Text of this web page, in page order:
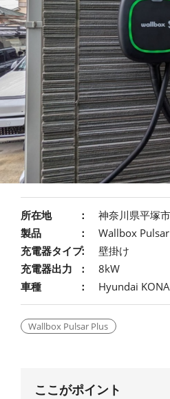
所在地
神奈川県平塚市
製品
Wallbox
充電器タイプ
壁掛け
充電器出力
8kW
車種
Hyundai KONA
Wallbox Pulsar Plus
ここがポイント